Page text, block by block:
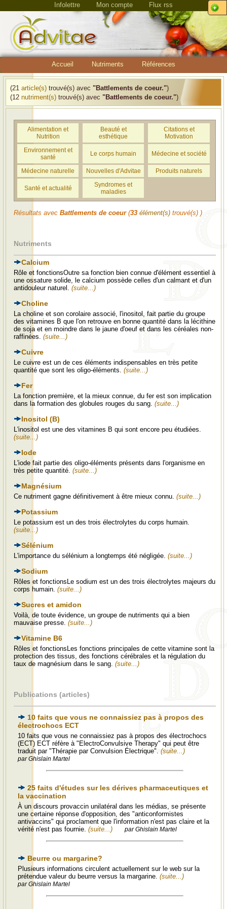
Infolettre Mon compte Flux rss
Accueil Nutriments Références
(21 article(s) trouvé(s) avec "Battlements de coeur.")
(12 nutriment(s) trouvé(s) avec "Battlements de coeur.")
Alimentation et
Nutrition
Beauté et
esthétique
Citations et
Motivation
Environnement et
santé
Le corps humain Médecine et société
Médecine naturelle Nouvelles d'Advitae Produits naturels
Santé et actualité
Syndromes et
maladies
Résultats avec Battlements de coeur (33 élément(s) trouvé(s) )
Nutriments
Calcium
Rôle et fonctionsOutre sa fonction bien connue d'élément essentiel à
une ossature solide, le calcium possède celles d'un calmant et d'un
antidouleur naturel. (suite...)
Choline
La choline et son corolaire associé, l'inositol, fait partie du groupe
des vitamines B que l'on retrouve en bonne quantité dans la lécithine
de soja et en moindre dans le jaune d'oeuf et dans les céréales non-
raffinées. (suite...)
Cuivre
Le cuivre est un de ces éléments indispensables en très petite
quantité que sont les oligo-éléments. (suite...)
Fer
La fonction première, et la mieux connue, du fer est son implication
dans la formation des globules rouges du sang. (suite...)
Inositol (B)
L'inositol est une des vitamines B qui sont encore peu étudiées.
(suite...)
Iode
L'iode fait partie des oligo-éléments présents dans l'organisme en
très petite quantité. (suite...)
Magnésium
Ce nutriment gagne définitivement à être mieux connu. (suite...)
Potassium
Le potassium est un des trois électrolytes du corps humain.
(suite...)
Sélénium
L'importance du sélénium a longtemps été négligée. (suite...)
Sodium
Rôles et fonctionsLe sodium est un des trois électrolytes majeurs du
corps humain. (suite...)
Sucres et amidon
Voilà, de toute évidence, un groupe de nutriments qui a bien
mauvaise presse. (suite...)
Vitamine B6
Rôles et fonctionsLes fonctions principales de cette vitamine sont la
protection des tissus, des fonctions cérébrales et la régulation du
taux de magnésium dans le sang. (suite...)
Publications (articles)
10 faits que vous ne connaissiez pas à propos des
électrochocs ECT
10 faits que vous ne connaissiez pas à propos des électrochocs
(ECT) ECT réfère à "ElectroConvulsive Therapy" qui peut être
traduit par "Thérapie par Convulsion Électrique". (suite...)
par Ghislain Martel
25 faits d'études sur les dérives pharmaceutiques et
la vaccination
À un discours provaccin unilatéral dans les médias, se présente
une certaine réponse d'opposition, des "anticonformistes
antivaccins" qui proclament que l'information n'est pas claire et la
vérité n'est pas fournie. (suite...) par Ghislain Martel
Beurre ou margarine?
Plusieurs informations circulent actuellement sur le web sur la
prétendue valeur du beurre versus la margarine. (suite...)
par Ghislain Martel